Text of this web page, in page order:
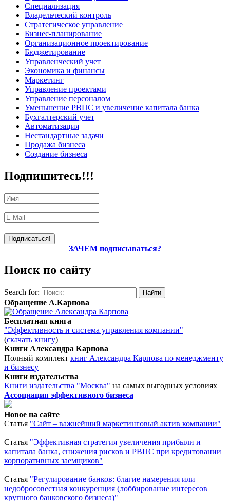
Специализация
Владельческий контроль
Стратегическое управление
Бизнес-планирование
Организационное проектирование
Бюджетирование
Управленческий учет
Экономика и финансы
Маркетинг
Управление проектами
Управление персоналом
Уменьшение РВПС и увеличение капитала банка
Бухгалтерский учет
Автоматизация
Нестандартные задачи
Продажа бизнеса
Создание бизнеса
Подпишитесь!!!
ЗАЧЕМ подписываться?
Поиск по сайту
Search for:
Обращение А.Карпова
Бесплатная книга
"Эффективность и система управления компании"
(скачать книгу)
Книги Александра Карпова
Полный комплект книг Александра Карпова по менеджменту
и бизнесу
Книги издательства
Книги издательства "Москва" на самых выгодных условиях
Ассоциация эффективного бизнеса
Новое на сайте
Статья "Сайт – важнейший маркетинговый актив компании"
Статья "Эффективная стратегия увеличения прибыли и
капитала банка, снижения рисков и РВПС при кредитовании
корпоративных заемщиков"
Статья "Регулирование банков: благие намерения или
недобросовестная конкуренция (лоббирование интересов
крупного банковского бизнеса)"